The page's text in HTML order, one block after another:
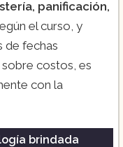
panificación,
el curso, y
de fechas
costos, es
con la
brindada